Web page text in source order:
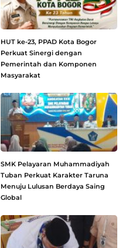
HUT ke-23, PPAD Kota Bogor
Perkuat Sinergi dengan
Pemerintah dan Komponen
Masyarakat
SMK Pelayaran Muhammadiyah
Tuban Perkuat Karakter Taruna
Menuju Lulusan Berdaya Saing
Global